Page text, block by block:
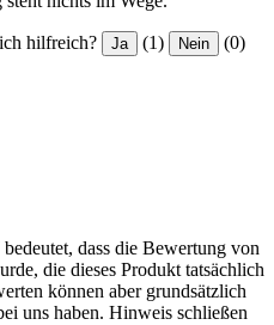
hilfreich? Ja (1) Nein (0)
dass die Bewertung von
die dieses Produkt tatsächlich
können aber grundsätzlich
uns haben. Hinweis schließen